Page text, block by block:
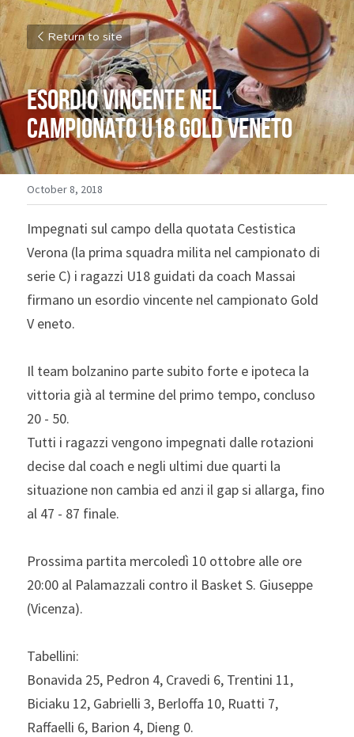
Return to site
Esordio vincente nel
campionato U18 GOLD veneto
October 8, 2018
Impegnati sul campo della quotata Cestistica
Verona (la prima squadra milita nel campionato di
serie C) i ragazzi U18 guidati da coach Massai
firmano un esordio vincente nel campionato Gold
V eneto.
Il team bolzanino parte subito forte e ipoteca la
vittoria già al termine del primo tempo, concluso
20 - 50.
Tutti i ragazzi vengono impegnati dalle rotazioni
decise dal coach e negli ultimi due quarti la
situazione non cambia ed anzi il gap si allarga, fino
al 47 - 87 finale.
Prossima partita mercoledì 10 ottobre alle ore
20:00 al Palamazzali contro il Basket S. Giuseppe
(Vicenza).
Tabellini:
Bonavida 25, Pedron 4, Cravedi 6, Trentini 11,
Biciaku 12, Gabrielli 3, Berloffa 10, Ruatti 7,
Raffaelli 6, Barion 4, Dieng 0.